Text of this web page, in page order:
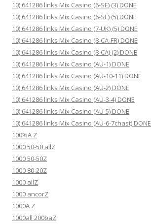
10) 641286 links Mix Casino (6-SE) (3) DONE
10) 641286 links Mix Casino (6-SE) (5) DONE
10) 641286 links Mix Casino (7-UK) (5) DONE
10) 641286 links Mix Casino (8-CA-FR) DONE
10) 641286 links Mix Casino (8-CA) (2) DONE
10) 641286 links Mix Casino (AU-1) DONE
10) 641286 links Mix Casino (AU-10-11) DONE
10) 641286 links Mix Casino (AU-2) DONE
10) 641286 links Mix Casino (AU-3-4) DONE
10) 641286 links Mix Casino (AU-5) DONE
10) 641286 links Mix Casino (AU-6-7chast) DONE
100%A Z
1000 50-50 allZ
1000 50-50Z
1000 80-20Z
1000 allZ
1000 ancorZ
1000A Z
1000all 200baZ